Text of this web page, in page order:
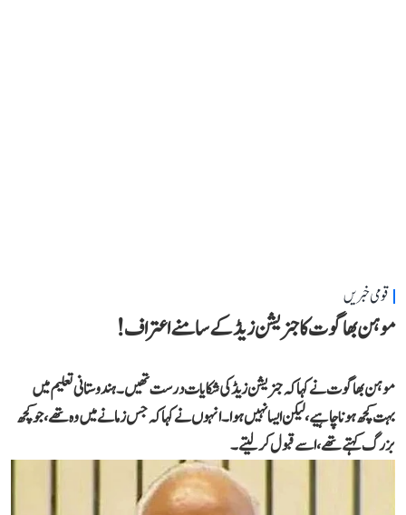
قومی خبریں
موہن بھاگوت کا جنریشن زیڈ کے سامنے اعتراف!
موہن بھاگوت نے کہاکہ جنریشن زیڈ کی شکایات درست تھیں۔ ہندوستانی تعلیم میں
بہت کچھ ہونا چاہیے، لیکن ایسا نہیں ہوا۔انہوں نے کہا کہ جس زمانے میں وہ تھے،جو کچھ
بزرگ کہتے تھے، اسے قبول کر لیتے۔